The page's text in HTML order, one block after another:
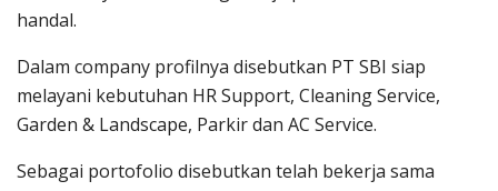
handal.
Dalam company profilnya disebutkan PT SBI siap
melayani kebutuhan HR Support, Cleaning Service,
Garden & Landscape, Parkir dan AC Service.
Sebagai portofolio disebutkan telah bekerja sama